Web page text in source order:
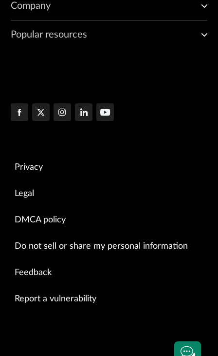
Company
Popular resources
Privacy
Legal
DMCA policy
Do not sell or share my personal information
Feedback
Report a vulnerability